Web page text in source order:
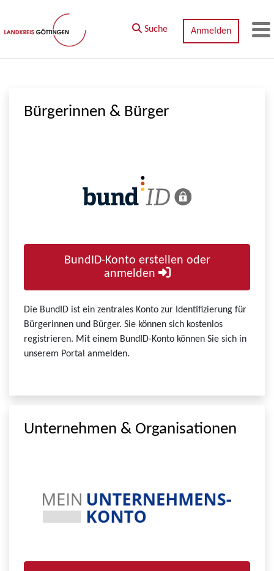
Zum Hauptinhalt springen
Suche Anmelden
Bürgerinnen & Bürger
BundID-Konto erstellen oder
anmelden
Die BundID ist ein zentrales Konto zur Identifizierung für
Bürgerinnen und Bürger. Sie können sich kostenlos
registrieren. Mit einem BundID-Konto können Sie sich in
unserem Portal anmelden.
Unternehmen & Organisationen